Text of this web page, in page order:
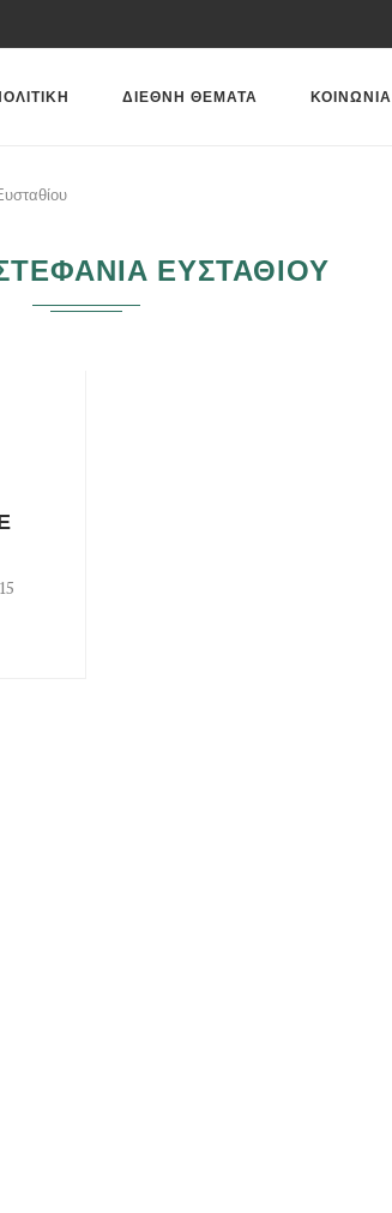
ΔΙΕΘΝΗ ΘΕΜΑΤΑ ΚΟΙΝΩΝΙΑ
ΕΥΣΤΑΘΙΟΥ